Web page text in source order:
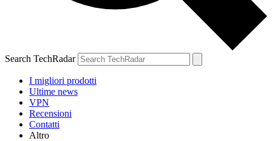
Search TechRadar
I migliori prodotti
Ultime news
VPN
Recensioni
Contatti
Altro